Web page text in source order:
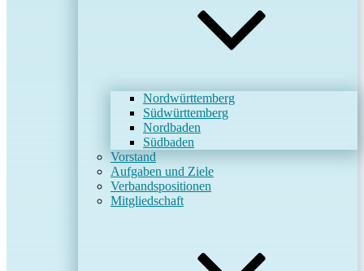
Nordwürttemberg
Südwürttemberg
Nordbaden
Südbaden
Vorstand
Aufgaben und Ziele
Verbandspositionen
Mitgliedschaft